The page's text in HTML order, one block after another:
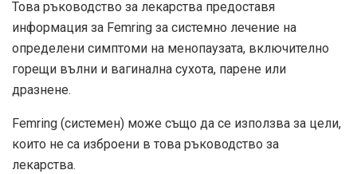
Това ръководство за лекарства предоставя
информация за Femring за системно лечение на
определени симптоми на менопаузата, включително
горещи вълни и вагинална сухота, парене или
дразнене.
Femring (системен) може също да се използва за цели,
които не са изброени в това ръководство за
лекарства.